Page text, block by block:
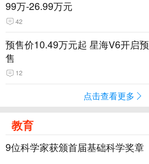
99万-26.99万元
42
预售价10.49万元起 星海V6开启预
售
12
点击查看更多
教育
9位科学家获颁首届基础科学奖章